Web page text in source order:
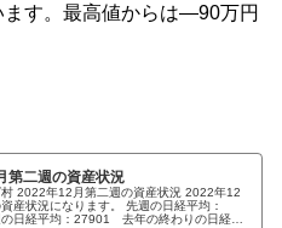
す。最高値からは―90万円
第二週の資産状況
村 2022年12月第二週の資産状況 2022年12
況になります。 先週の日経平均：
日経平均：27901 去年の終わりの日経平